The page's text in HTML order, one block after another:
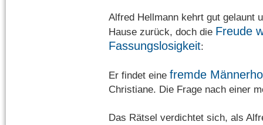
Alfred Hellmann kehrt gut gelaunt
Hause zurück, doch die Freude
Fassungslosigkeit:
Er findet eine fremde
Christiane. Die Frage nach einer
Das Rätsel verdichtet sich, als